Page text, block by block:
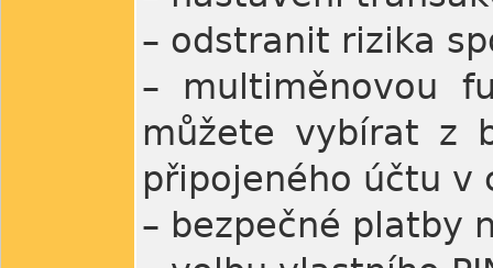
– odstranit rizika
– multiměnovou
můžete vybírat z
připojeného účtu v
– bezpečné platby